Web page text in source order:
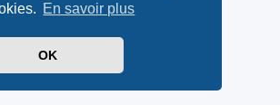
En savoir plus
OK